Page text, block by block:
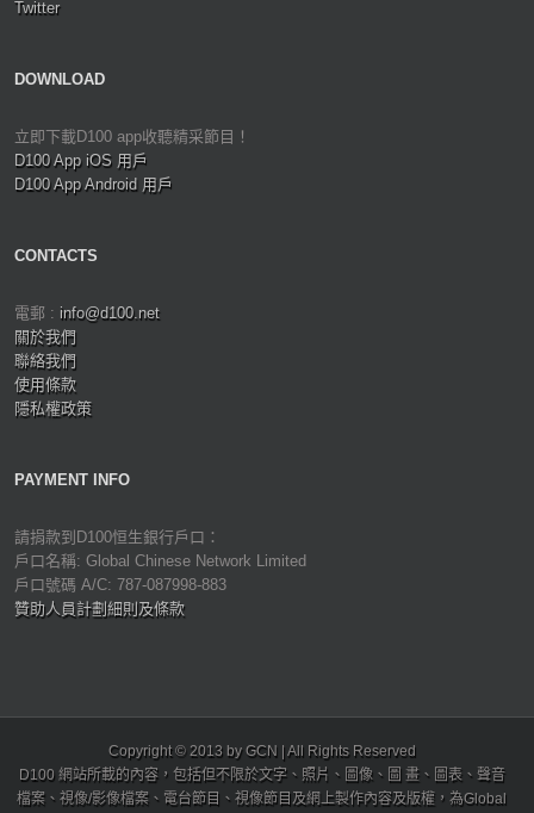
Twitter
DOWNLOAD
立即下載D100 app收聽精采節目！
D100 App iOS 用戶
D100 App Android 用戶
CONTACTS
電郵 : info@d100.net
關於我們
聯絡我們
使用條款
隱私權政策
PAYMENT INFO
請捐款到D100恒生銀行戶口：
戶口名稱: Global Chinese Network Limited
戶口號碼 A/C: 787-087998-883
贊助人員計劃細則及條款
Copyright © 2013 by GCN | All Rights Reserved
D100 網站所載的內容，包括但不限於文字、照片、圖像、圖 畫、圖表、聲音
檔案、視像/影像檔案、電台節目、視像節目及網上製作內容及版權，為Global